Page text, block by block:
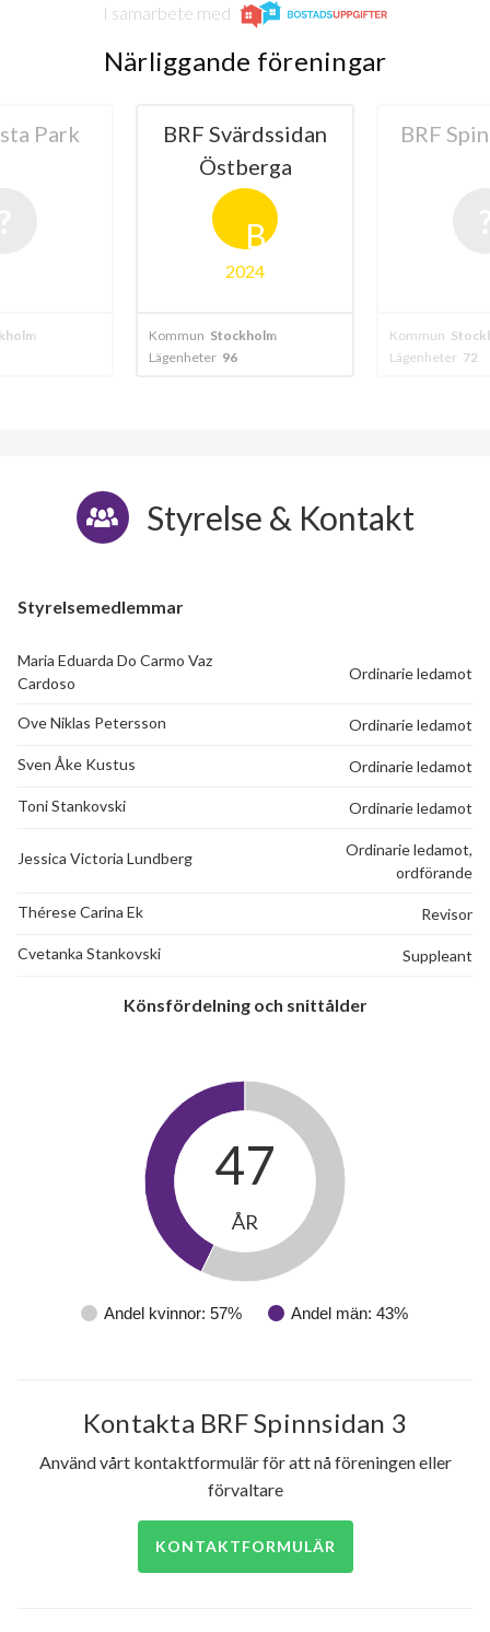
I samarbete med
Närliggande föreningar
Park
BRF Svärdssidan
Östberga
B
2024
Kommun Stockholm
Lägenheter 96
BRF
Kommun
Lägenheter 72
Styrelse & Kontakt
Styrelsemedlemmar
Maria Eduarda Do Carmo Vaz
Cardoso
Ordinarie ledamot
Ove Niklas Petersson Ordinarie ledamot
Sven Åke Kustus Ordinarie ledamot
Toni Stankovski Ordinarie ledamot
Jessica Victoria Lundberg
Ordinarie ledamot,
ordförande
Thérese Carina Ek Revisor
Cvetanka Stankovski Suppleant
Könsfördelning och snittålder
Andel kvinnor: 57% Andel män: 43%
47
ÅR
Kontakta BRF Spinnsidan 3
Använd vårt kontaktformulär för att nå föreningen eller
förvaltare
KONTAKTFORMULÄR